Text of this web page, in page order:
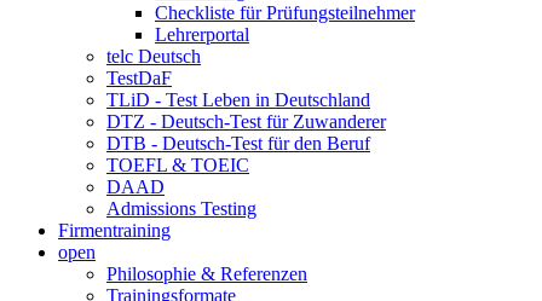
Checkliste für Prüfungsteilnehmer
Lehrerportal
telc Deutsch
TestDaF
TLiD - Test Leben in Deutschland
DTZ - Deutsch-Test für Zuwanderer
DTB - Deutsch-Test für den Beruf
TOEFL & TOEIC
DAAD
Admissions Testing
Firmentraining
open
Philosophie & Referenzen
Trainingsformate